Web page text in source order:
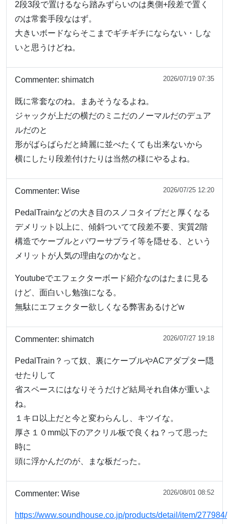
2段3段で置けるなら踏みずらいのは奥側+段差で置く
のは常套手段なはず。
大きいボードならそこまでギチギチにならない・しな
いと思うけどね。
Commenter: shimatch 2026/07/19 07:35
既に常套なのね。まあそうなるよね。
ジャックが上だの横だのミニだのノーマルだのデュア
ルだのと
形がばらばらだと綺麗に並べたくても出来ないから
横にしたり段差付けたりは当然の様にやるよね。
Commenter: Wise 2026/07/25 12:20
PedalTrainなどの大き目のスノコタイプだと厚くなる
デメリット以上に、傾斜ついてて段差不要、実質2階
構造でケーブルとパワーサプライ等を隠せる、という
メリットが人気の理由なのかなと。
Youtubeでエフェクターボード紹介なのはたまに見る
けど、面白いし勉強になる。
無駄にエフェクター欲しくなる弊害あるけどw
Commenter: shimatch 2026/07/27 19:18
PedalTrain？って奴、裏にケーブルやACアダプター隠
せたりして
省スペースにはなりそうだけど結局それ自体が重いよ
ね。
１キロ以上だと今と変わらんし、キツイな。
厚さ１０mm以下のアクリル板で良くね？って思った
時に
頭に浮かんだのが、まな板だった。
Commenter: Wise 2026/08/01 08:52
https://www.soundhouse.co.jp/products/detail/item/277984/